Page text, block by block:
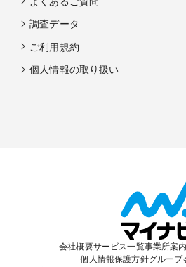
調査データ
ご利用規約
個人情報の取り扱い
会社概要サービス一覧事業所案内
個人情報保護方針グループ